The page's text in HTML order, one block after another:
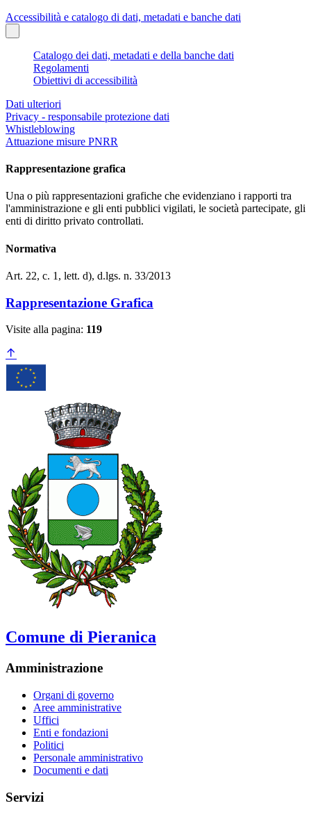
Accessibilità e catalogo di dati, metadati e banche dati
Catalogo dei dati, metadati e della banche dati
Regolamenti
Obiettivi di accessibilità
Dati ulteriori
Privacy - responsabile protezione dati
Whistleblowing
Attuazione misure PNRR
Rappresentazione grafica
Una o più rappresentazioni grafiche che evidenziano i rapporti tra
l'amministrazione e gli enti pubblici vigilati, le società partecipate, gli
enti di diritto privato controllati.
Normativa
Art. 22, c. 1, lett. d), d.lgs. n. 33/2013
Rappresentazione Grafica
Visite alla pagina: 119
Comune di Pieranica
Amministrazione
Organi di governo
Aree amministrative
Uffici
Enti e fondazioni
Politici
Personale amministrativo
Documenti e dati
Servizi